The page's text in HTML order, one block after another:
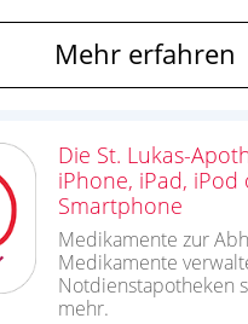
Mehr erfahren
Die St. Lukas-
iPhone, iPad,
Smartphone
Medikamente zur
Medikamente
Notdienstapotheken
mehr.